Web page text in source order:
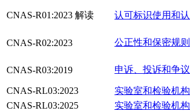
CNAS-R01:2023 解读 认可标识使用和
CNAS-R02:2023 公正性和保密规则
CNAS-R03:2019 申诉、投诉和争
CNAS-RL03:2023
实验室和检验机
CNAS-RL03:2025
实验室和检验机